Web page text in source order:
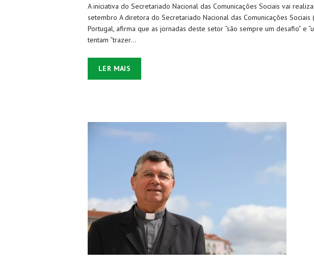
A iniciativa do Secretariado Nacional das Comunicações Sociais vai
setembro A diretora do Secretariado Nacional das Comunicações Sociais
Portugal, afirma que as jornadas deste setor “são sempre um desafio” e
tentam “trazer…
LER MAIS